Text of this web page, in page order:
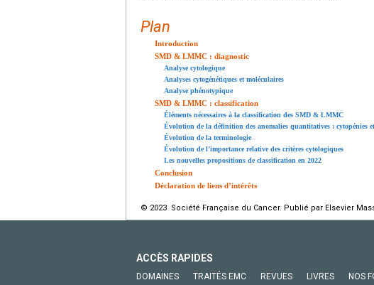
Plan
Introduction
SMD & LMMC : diagnostic
Analyse cytologique
Analyses cytogénétiques et moléculaires
Analyse phénotypique
SMD & LMMC : classification
Éléments nécessaires à la classification des SMD & LMMC
Évolution de la définition des anomalies quantitatives : cytopénies
Évolution de la terminologie
Évolution de l’importance relative des critères cytologiques
Les nouvelles propositions de classification en 2022
Conclusion
Déclaration de liens d’intérêts
© 2023 Société Française du Cancer. Publié par Elsevier
ACCÈS RAPIDES
DOMAINES TRAITÉS EMC REVUES LIVRES NOS